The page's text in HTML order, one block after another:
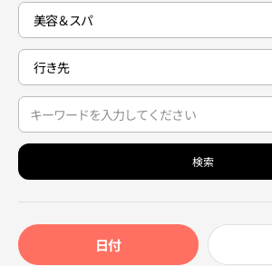
美容＆スパ
行き先
検索
日付